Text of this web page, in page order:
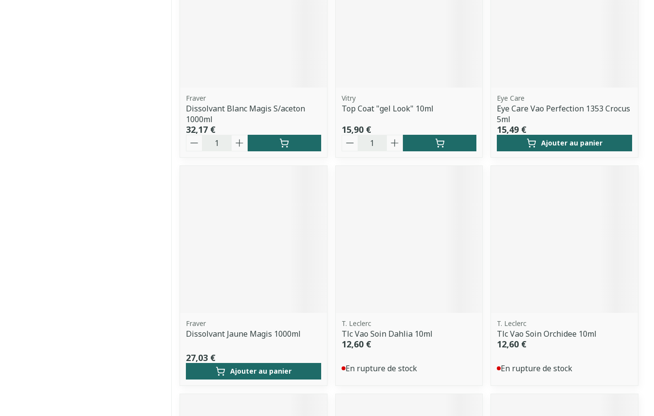
Fraver
Dissolvant Blanc Magis S/aceton
1000ml
32,17 €
Quantité
Vitry
Top Coat "gel Look" 10ml
15,90 €
Quantité
Eye Care
Eye Care Vao Perfection 1353 Crocus
5ml
15,49 €
Ajouter au panier
Fraver
Dissolvant Jaune Magis 1000ml
27,03 €
Ajouter au panier
T. Leclerc
Tlc Vao Soin Dahlia 10ml
12,60 €
En rupture de stock
T. Leclerc
Tlc Vao Soin Orchidee 10ml
12,60 €
En rupture de stock